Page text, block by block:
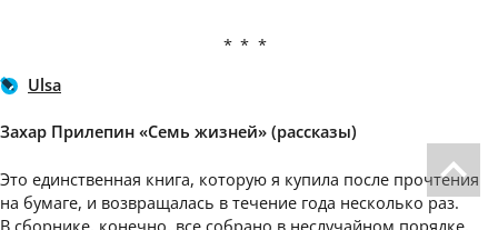
***
Ulsa
Захар Прилепин «Семь жизней» (рассказы)
Это единственная книга, которую я купила после прочтения
на бумаге, и возвращалась в течение года несколько раз.
В сборнике, конечно, все собрано в неслучайном порядке,